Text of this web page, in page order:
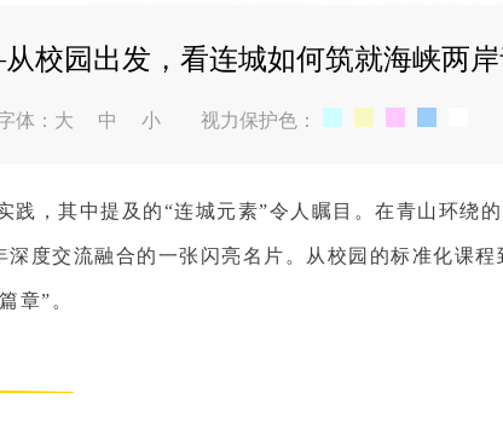
校园出发，看连城如何筑就海峡两
体： 大 中 小 视力保护色：
，其中提及的“连城元素”令人瞩目。在青山环绕
度交流融合的一张闪亮名片。从校园的标准化课
章”。